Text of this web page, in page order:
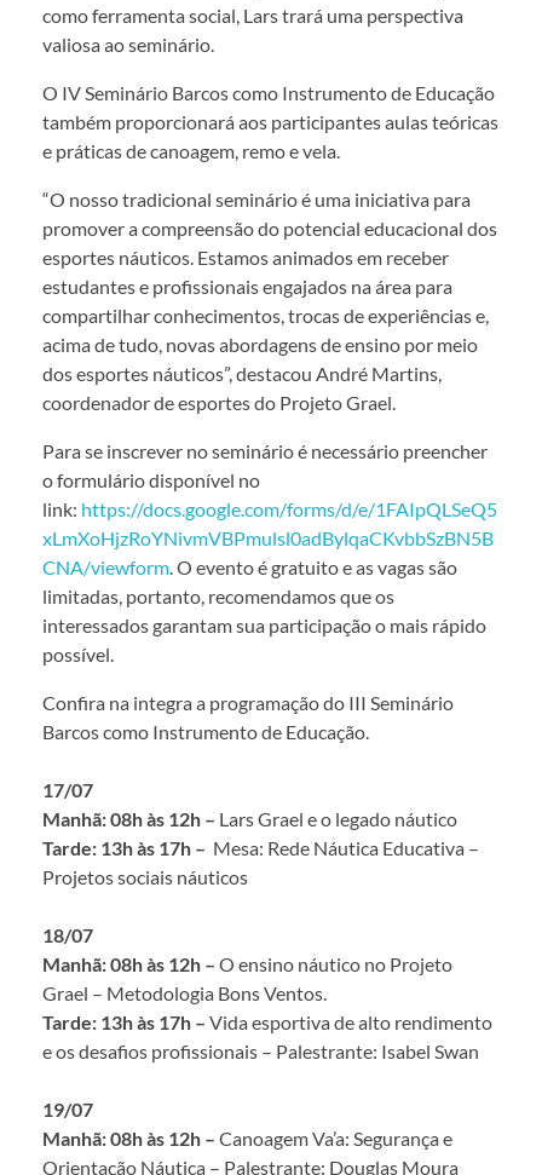
como ferramenta social, Lars trará uma perspectiva
valiosa ao seminário.
O IV Seminário Barcos como Instrumento de Educação
também proporcionará aos participantes aulas teóricas
e práticas de canoagem, remo e vela.
“O nosso tradicional seminário é uma iniciativa para
promover a compreensão do potencial educacional dos
esportes náuticos. Estamos animados em receber
estudantes e profissionais engajados na área para
compartilhar conhecimentos, trocas de experiências e,
acima de tudo, novas abordagens de ensino por meio
dos esportes náuticos”, destacou André Martins,
coordenador de esportes do Projeto Grael.
Para se inscrever no seminário é necessário preencher
o formulário disponível no
link: https://docs.google.com/forms/d/e/1FAIpQLSeQ5
xLmXoHjzRoYNivmVBPmulsl0adBylqaCKvbbSzBN5B
CNA/viewform. O evento é gratuito e as vagas são
limitadas, portanto, recomendamos que os
interessados garantam sua participação o mais rápido
possível.
Confira na integra a programação do III Seminário
Barcos como Instrumento de Educação.
17/07
Manhã: 08h às 12h – Lars Grael e o legado náutico
Tarde: 13h às 17h – Mesa: Rede Náutica Educativa –
Projetos sociais náuticos
18/07
Manhã: 08h às 12h – O ensino náutico no Projeto
Grael – Metodologia Bons Ventos.
Tarde: 13h às 17h – Vida esportiva de alto rendimento
e os desafios profissionais – Palestrante: Isabel Swan
19/07
Manhã: 08h às 12h – Canoagem Va’a: Segurança e
Orientação Náutica – Palestrante: Douglas Moura